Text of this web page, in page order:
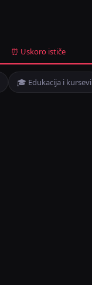
⏰ Uskoro ističe
🎓 Edukacija i kursevi